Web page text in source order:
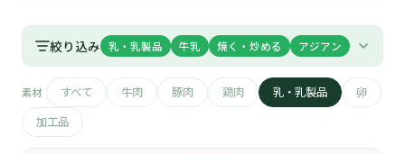
🐷
🧀
絞り込み 乳・乳製品 牛乳 焼く・炒める アジアン
素材 すべて 牛肉 豚肉 鶏肉 乳・乳製品
卵
加工品